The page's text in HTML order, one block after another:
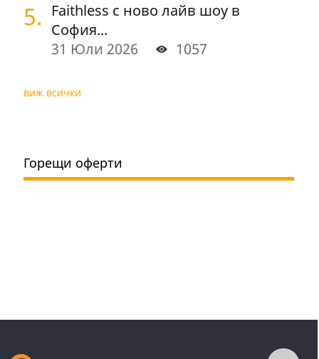
5. Faithless с ново лайв шоу в
София...
31 Юли 2026
1057
виж всички
Горещи оферти